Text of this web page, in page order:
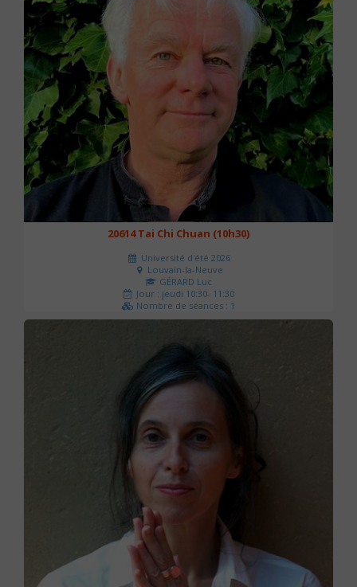
20614 Tai Chi Chuan (10h30)
Université d'été 2026
Louvain-la-Neuve
GÉRARD Luc
Jour : jeudi 10:30- 11:30
Nombre de séances : 1
0 €